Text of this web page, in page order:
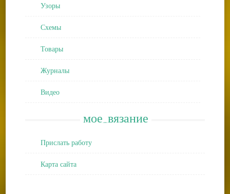
Узоры
Схемы
Товары
Журналы
Видео
мое_вязание
Прислать работу
Карта сайта